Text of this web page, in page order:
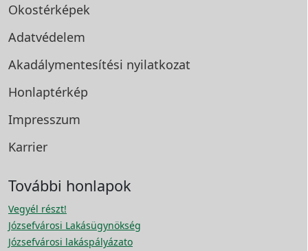
Okostérképek
Adatvédelem
Akadálymentesítési nyilatkozat
Honlaptérkép
Impresszum
Karrier
További honlapok
Vegyél részt!
Józsefvárosi Lakásügynökség
Józsefvárosi lakáspályázato